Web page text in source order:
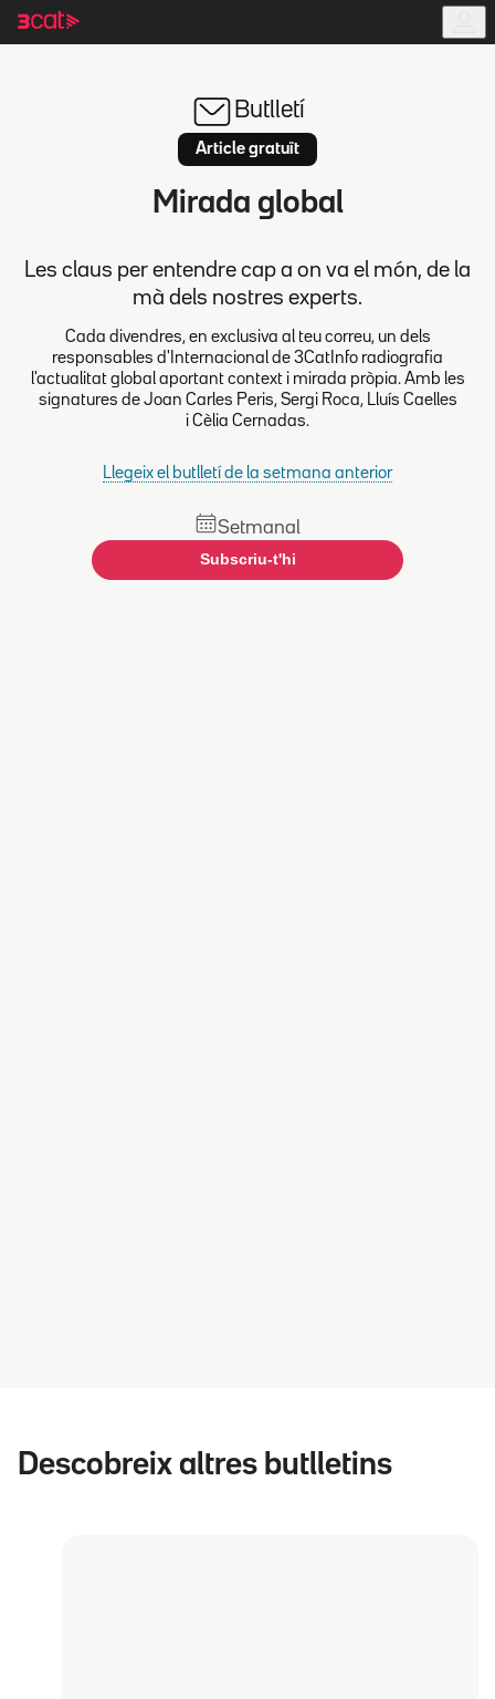
Anar
Anar
Butlletí
Article gratuït
Mirada global
Les claus per entendre cap a on va el món, de la
mà dels nostres experts.
Cada divendres, en exclusiva al teu correu, un dels
responsables d'Internacional de 3CatInfo radiografia
l'actualitat global aportant context i mirada pròpia. Amb les
signatures de Joan Carles Peris, Sergi Roca, Lluís Caelles
i Cèlia Cernadas.
Llegeix el butlletí de la setmana anterior
Setmanal
Subscriu-t'hi
Descobreix altres butlletins